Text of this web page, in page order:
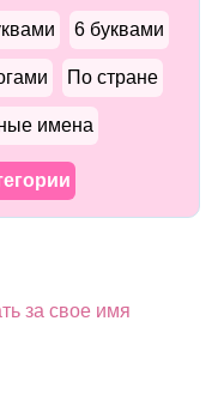
6 буквами
По стране
имена
за свое имя